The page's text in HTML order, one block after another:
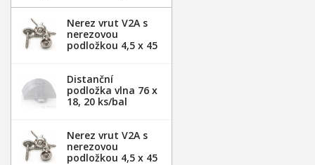
Nerez vrut V2A s
nerezovou
podložkou 4,5 x 45
Distanční
podložka vlna 76 x
18, 20 ks/bal
Nerez vrut V2A s
nerezovou
podložkou 4,5 x 45